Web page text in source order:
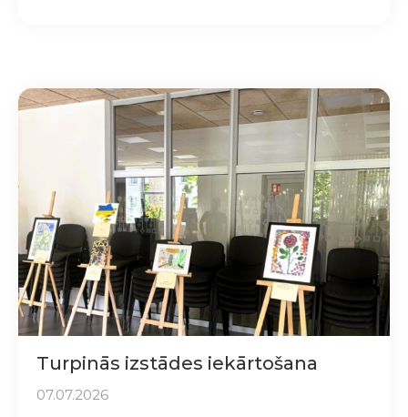
Turpinās izstādes iekārtošana
07.07.2026